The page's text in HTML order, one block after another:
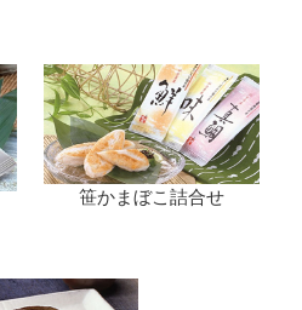
笹かまぼこ詰合せ